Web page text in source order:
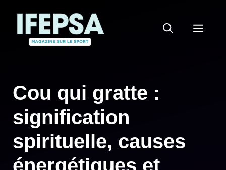
contenu
Cou qui gratte :
signification
spirituelle, causes
énergétiques et